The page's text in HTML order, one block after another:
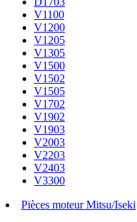
V1100
V1200
V1205
V1305
V1500
V1502
V1505
V1702
V1902
V1903
V2003
V2203
V2403
V3300
Pièces moteur Mitsu/Iseki